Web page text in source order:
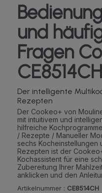
und
Fragen
CE8514CH
Der intelligente
Rezepten
Der Cookeo+ von
mit intuitivem und
hilfreiche
/ Rezepte / Manueller
sechs Kocheinstellungen
Rezepten ist der
Kochassistent für eine
Zubereitung Ihrer
anklicken und den
Artikelnummer : CE8514CH